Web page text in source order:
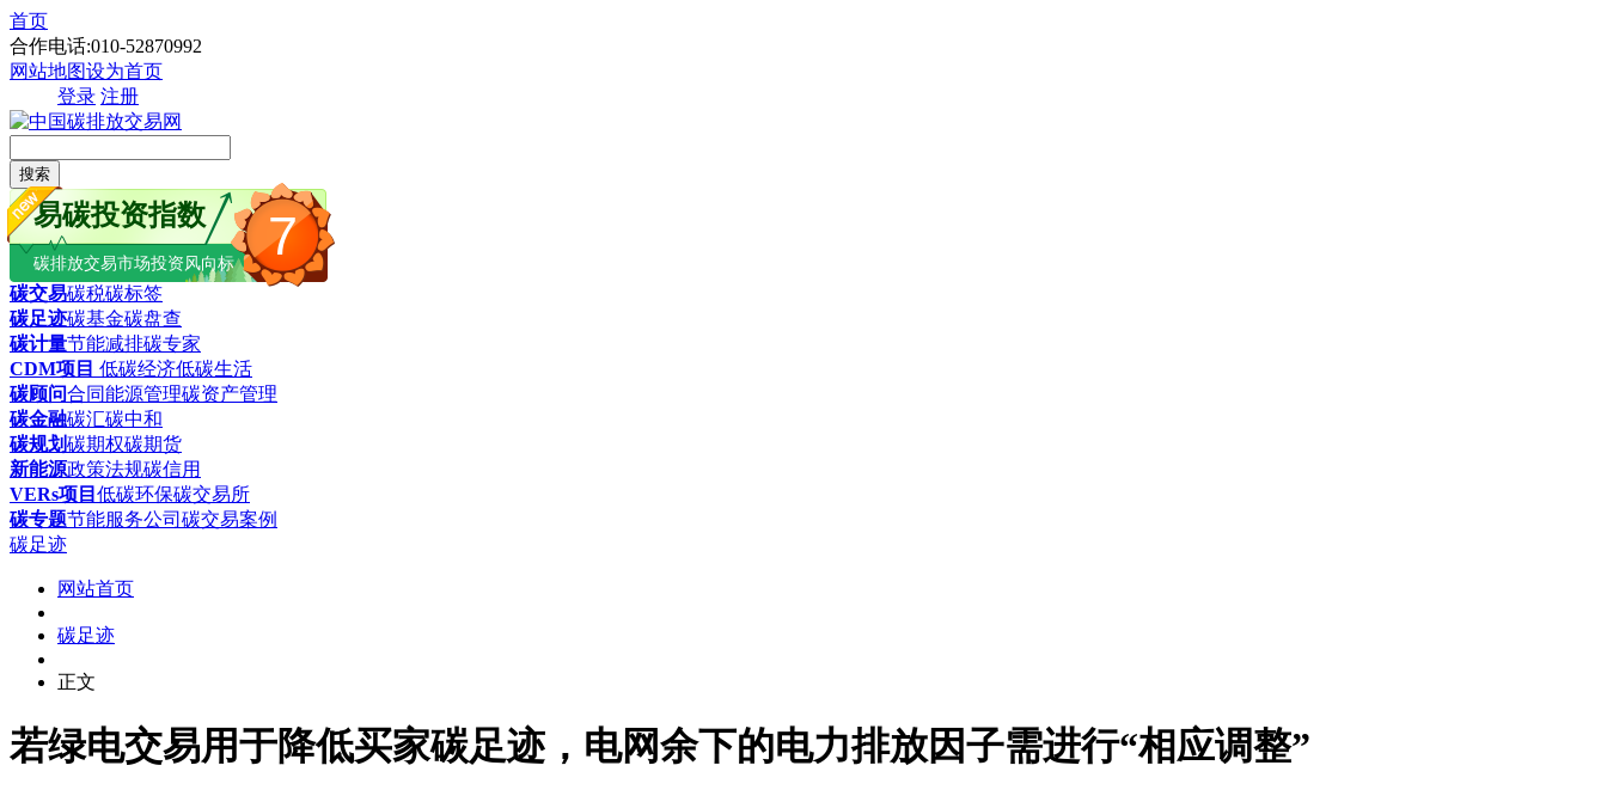
首页
合作电话:010-52870992
网站地图设为首页
登录 注册
搜索
7
易碳投资指数
碳排放交易市场投资风向标
碳交易碳税碳标签
碳足迹碳基金碳盘查
碳计量节能减排碳专家
CDM项目 低碳经济低碳生活
碳顾问合同能源管理碳资产管理
碳金融碳汇碳中和
碳规划碳期权碳期货
新能源政策法规碳信用
VERs项目 低碳环保碳交易所
碳专题节能服务公司 碳交易案例
碳足迹
网站首页
碳足迹
正文
若绿电交易用于降低买家碳足迹，电网余下的电力排放因子需进行“相应调整”